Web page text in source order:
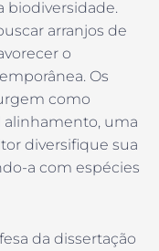
biodiversidade.
arranjos de
o
Os
como
uma
diversifique sua
a com espécies
da dissertação